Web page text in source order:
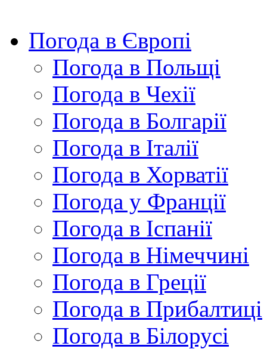
Погода в Європі
Погода в Польщі
Погода в Чехії
Погода в Болгарії
Погода в Італії
Погода в Хорватії
Погода у Франції
Погода в Іспанії
Погода в Німеччині
Погода в Греції
Погода в Прибалтиці
Погода в Білорусі